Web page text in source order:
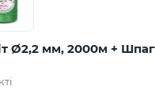
Ø2,2 мм, 2000м +